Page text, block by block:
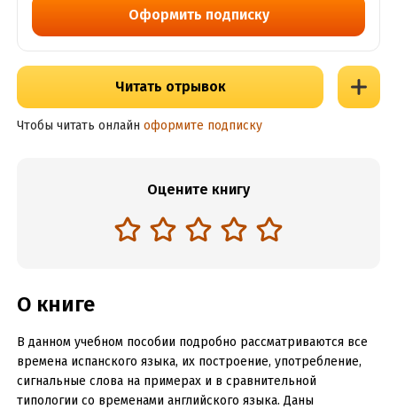
Оформить подписку
Читать отрывок
Чтобы читать онлайн оформите подписку
Оцените книгу
О книге
В данном учебном пособии подробно рассматриваются все
времена испанского языка, их построение, употребление,
сигнальные слова на примерах и в сравнительной
типологии со временами английского языка. Даны